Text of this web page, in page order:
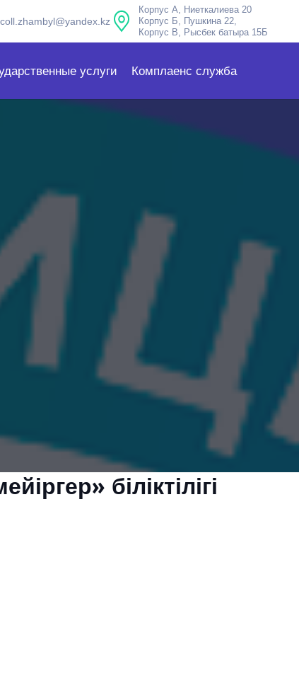
Корпус А, Ниеткалиева 20
Корпус Б, Пушкина 22,
Корпус В, Рысбек батыра 15Б
услуги Комплаенс служба
біліктілігі